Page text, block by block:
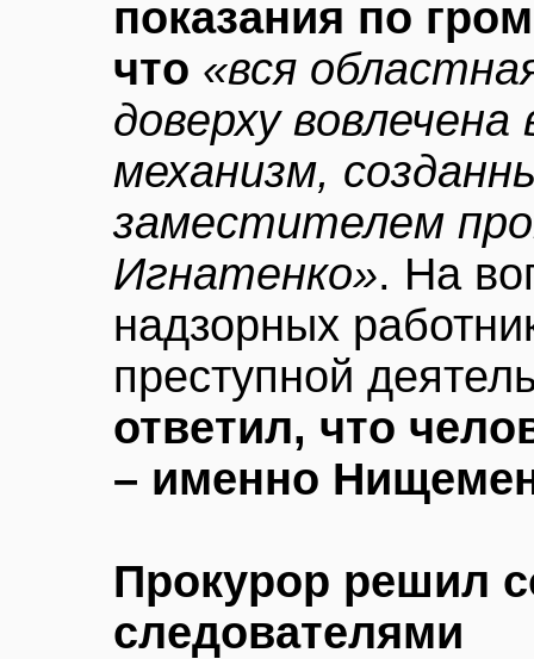
показания по
что «вся
доверху
механизм,
заместителем
Игнатенко». На
надзорных
преступной
ответил, что
– именно
Прокурор решил
следователями